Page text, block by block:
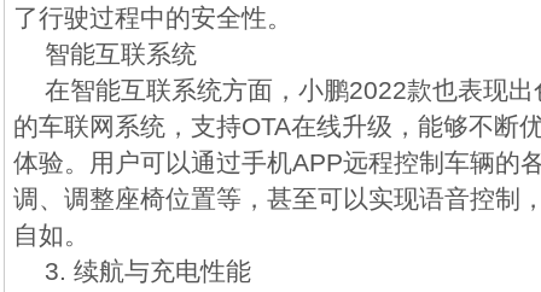
了行驶过程中的安全性。
智能互联系统
在智能互联系统方面，小鹏2022款也表现
的车联网系统，支持OTA在线升级，能够不断
体验。用户可以通过手机APP远程控制车辆的
调、调整座椅位置等，甚至可以实现语音控制
自如。
3. 续航与充电性能